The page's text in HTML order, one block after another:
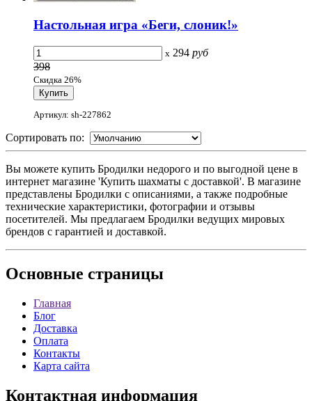
Настольная игра «Беги, слоник!»
x 294 руб
398
Скидка 26%
Артикул: sh-227862
Сортировать по:
Вы можете купить Бродилки недорого и по выгодной цене в
интернет магазине 'Купить шахматы с доставкой'. В магазине
представлены Бродилки с описаниями, а также подробные
технические характеристики, фотографии и отзывы
посетителей. Мы предлагаем Бродилки ведущих мировых
брендов с гарантией и доставкой.
Основные страницы
Главная
Блог
Доставка
Оплата
Контакты
Карта сайта
Контактная информация